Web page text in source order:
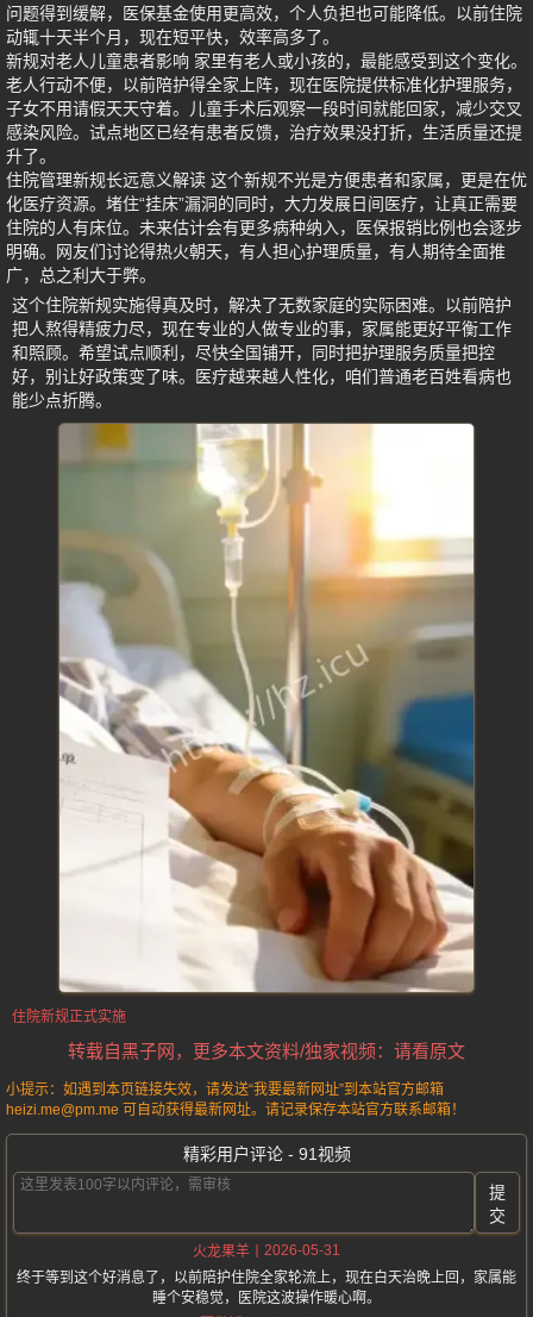
问题得到缓解，医保基金使用更高效，个人负担也可能降低。以前住院
动辄十天半个月，现在短平快，效率高多了。
新规对老人儿童患者影响 家里有老人或小孩的，最能感受到这个变化。
老人行动不便，以前陪护得全家上阵，现在医院提供标准化护理服务，
子女不用请假天天守着。儿童手术后观察一段时间就能回家，减少交叉
感染风险。试点地区已经有患者反馈，治疗效果没打折，生活质量还提
升了。
住院管理新规长远意义解读 这个新规不光是方便患者和家属，更是在优
化医疗资源。堵住“挂床”漏洞的同时，大力发展日间医疗，让真正需要
住院的人有床位。未来估计会有更多病种纳入，医保报销比例也会逐步
明确。网友们讨论得热火朝天，有人担心护理质量，有人期待全面推
广，总之利大于弊。
这个住院新规实施得真及时，解决了无数家庭的实际困难。以前陪护
把人熬得精疲力尽，现在专业的人做专业的事，家属能更好平衡工作
和照顾。希望试点顺利，尽快全国铺开，同时把护理服务质量把控
好，别让好政策变了味。医疗越来越人性化，咱们普通老百姓看病也
能少点折腾。
住院新规正式实施
转载自黑子网，更多本文资料/独家视频：请看原文
小提示：如遇到本页链接失效，请发送“我要最新网址”到本站官方邮箱
heizi.me@pm.me 可自动获得最新网址。请记录保存本站官方联系邮箱！
精彩用户评论 - 91视频
提
交
火龙果羊
2026-05-31
终于等到这个好消息了，以前陪护住院全家轮流上，现在白天治晚上回，家属能
睡个安稳觉，医院这波操作暖心啊。